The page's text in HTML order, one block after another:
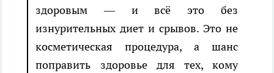
здоровым — и всё это без
изнурительных диет и срывов. Это не
косметическая процедура, а шанс
поправить здоровье для тех, кому